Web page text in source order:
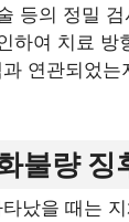
등의 정밀
하여 치료
연관되었
불량 징
났을 때는